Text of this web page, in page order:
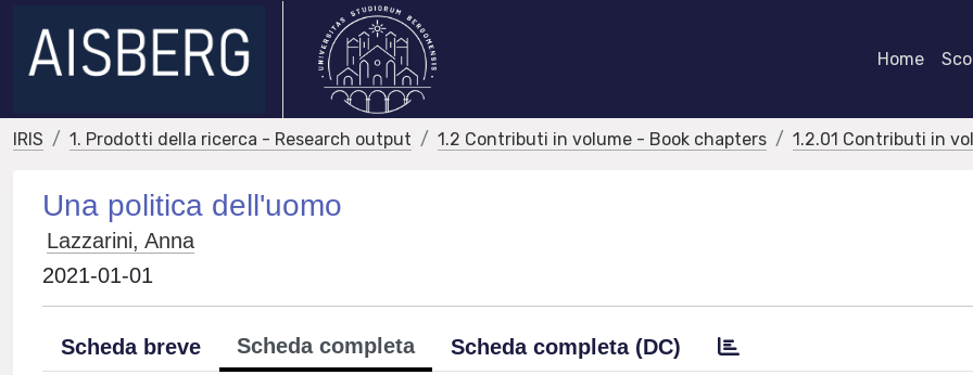
Home
IRIS 1. Prodotti della ricerca - Research output 1.2 Contributi in volume - Book chapters 1.2.01 Contributi in
Una politica dell'uomo
Lazzarini, Anna
2021-01-01
Scheda breve Scheda completa Scheda completa (DC)